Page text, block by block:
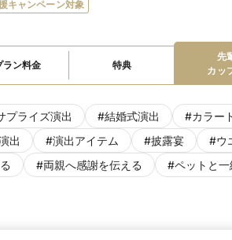
キャンペーン対象
ラン料金 特典
先
カッ
プライズ演出 #結婚式演出 #カラー
出 #演出アイテム #披露宴 #ウ
#両親へ感謝を伝える #ペットと一